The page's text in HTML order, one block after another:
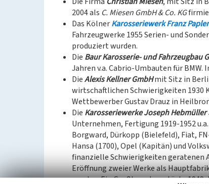
2004 als C. Miesen GmbH & Co. KG
Das KölnerKarosseriewerk Franz Papler
Fahrzeugwerke 1955 Serien- und
produziert wurden.
Die Baur Karosserie- und Fahrzeugbau
Jahren v.a. Cabrio-Umbauten für
DieAlexis Kellner GmbHmit Sitz in
wirtschaftlichen Schwierigkeiten 1930
Wettbewerber Gustav Drauz in
Die Karosseriewerke Joseph Hebmüller
Unternehmen, Fertigung 1919-1952
Borgward, Dürkopp (Bielefeld), Fiat,
Hansa (1700), Opel (Kapitän) und
finanzielle Schwierigkeiten
Eröffnung zweier Werke als
wurden. Ein Großbrand zerstörte